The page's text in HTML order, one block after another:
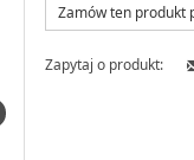
Zamów ten produkt
Zapytaj o produkt: